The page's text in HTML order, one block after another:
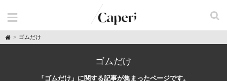
H
o
ゴムだけ
ゴムだけ
「ゴムだけ」に関する記事が集まったページです。